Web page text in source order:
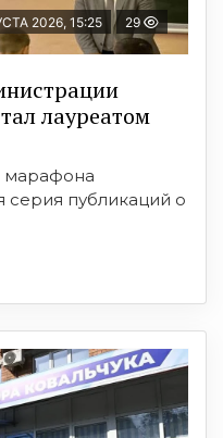
2026, 15:25 29
лауреатом
марафона
серия публикаций о